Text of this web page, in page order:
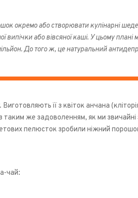
окремо або створювати кулінарні
випічки або вівсяної каші. У цьому
До того ж, це натуральний
її з квіток анчана
таким же задоволенням, як ми
пелюсток зробили ніжний
чай: